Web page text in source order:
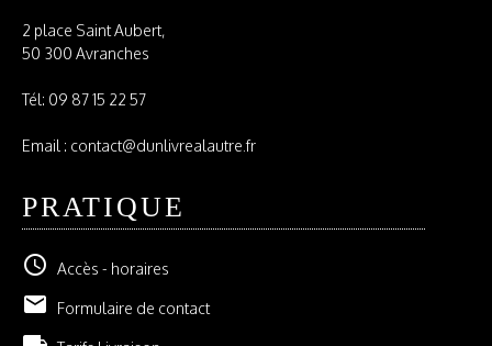
2 place Saint Aubert,
50 300 Avranches
Tél: 09 87 15 22 57
Email : contact@dunlivrealautre.fr
PRATIQUE
schedule Accès - horaires
email Formulaire de contact